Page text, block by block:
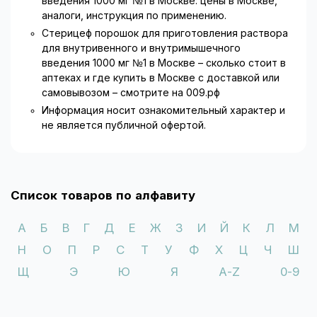
Известны также следующие нежелательные
реакции: образование преципитатов кальциевых
солей цефтриаксона в желчном пузыре с
соответствующей симптоматикой, билирубиновая
энцефалопатия, гипербилирубинемия, олигурия,
вагинит, повышенное потоотделение, "приливы",
аллергический пневмонит, носовое кровотечение,
желтуха, ощущение сердцебиения, сывороточная
преципитатов в легких и почках по результатам
получавших цефтриаксон и кальцийсодержащие
использован один венозный доступ, и образование
преципитатов наблюдалось непосредственно в
аналоги, инструкция по применению.
Стерицеф порошок для приготовления раствора
для внутривенного и внутримышечного
введения 1000 мг №1 в Москве – сколько стоит в
аптеках и где купить в Москве с доставкой или
самовывозом – смотрите на 009.рф
Информация носит ознакомительный характер и
не является публичной офертой.
Список товаров по алфавиту
А Б В Г Д Е Ж З И Й К Л
М
Н
О П Р С Т У Ф Х Ц Ч
Ш
Щ
Э Ю Я A-Z 0-9